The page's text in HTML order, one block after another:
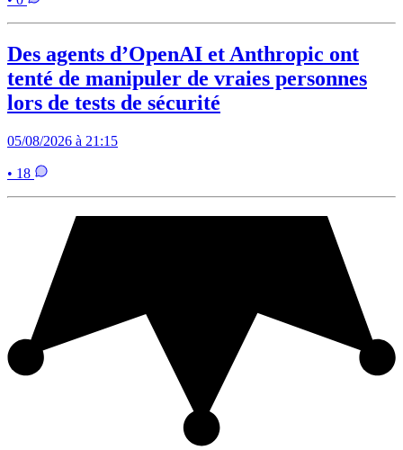
Des agents d’OpenAI et Anthropic ont
tenté de manipuler de vraies personnes
lors de tests de sécurité
05/08/2026 à 21:15
• 18